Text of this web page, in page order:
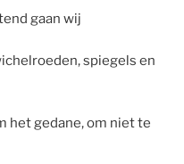
gaan wij
spiegels en
het gedane, om niet te